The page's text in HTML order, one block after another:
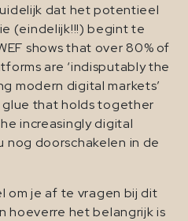
dat het potentieel
(eindelijk!!!) begint te
shows that over 80% of
are ‘indisputably the
modern digital markets’
that holds together
increasingly digital
nog doorschakelen in de
om je af te vragen bij dit
hoeverre het belangrijk is